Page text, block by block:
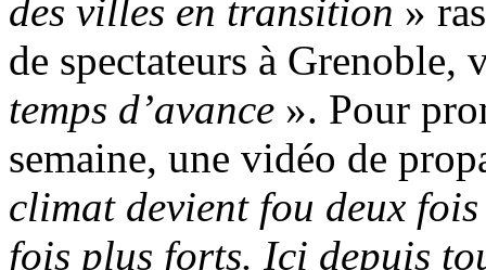
des villes en transition »
de spectateurs à
temps d’avance ». Pour
semaine, une vidéo de
climat devient fou deux
fois plus forts. Ici depuis